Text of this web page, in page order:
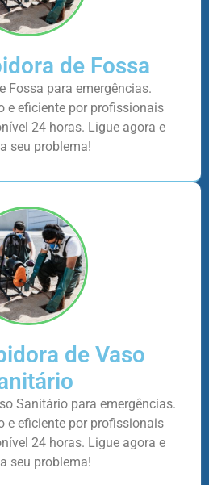
de Fossa
Fossa para emergências.
e eficiente por profissionais
24 horas. Ligue agora e
seu problema!
de Vaso
Sanitário para emergências.
e eficiente por profissionais
24 horas. Ligue agora e
seu problema!